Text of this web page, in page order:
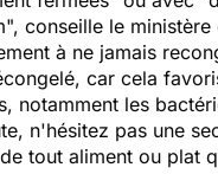
", conseille le
à ne jamais
car cela
notamment les
n'hésitez pas une
tout aliment ou plat